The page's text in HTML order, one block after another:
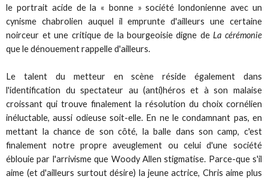
le portrait acide de la « bonne » société londonienne avec un
cynisme chabrolien auquel il emprunte d'ailleurs une certaine
noirceur et une critique de la bourgeoisie digne deLa cérémonie
que le dénouement rappelle d'ailleurs.
Le talent du metteur en scène réside également dans
l'identification du spectateur au (anti)héros et à son malaise
croissant qui trouve finalement la résolution du choix cornélien
inéluctable, aussi odieuse soit-elle. En ne le condamnant pas, en
mettant la chance de son côté, la balle dans son camp, c'est
finalement notre propre aveuglement ou celui d'une société
éblouie par l'arrivisme que Woody Allen stigmatise. Parce-que s'il
aime (et d'ailleurs surtout désire) la jeune actrice, Chris aime plus